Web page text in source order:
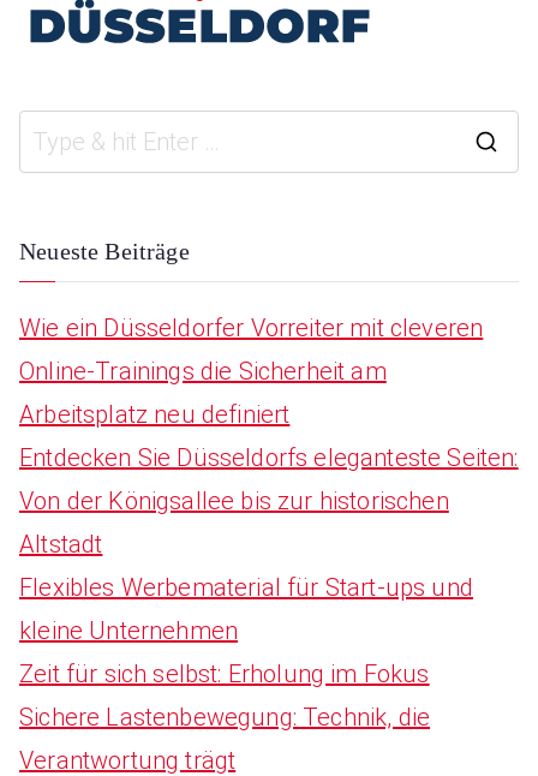
r
o
Neueste Beiträge
Wie ein Düsseldorfer Vorreiter mit cleveren
Online-Trainings die Sicherheit am
Arbeitsplatz neu definiert
Entdecken Sie Düsseldorfs eleganteste Seiten:
Von der Königsallee bis zur historischen
Altstadt
Flexibles Werbematerial für Start-ups und
kleine Unternehmen
Zeit für sich selbst: Erholung im Fokus
Sichere Lastenbewegung: Technik, die
Verantwortung trägt